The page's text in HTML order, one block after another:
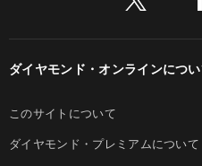
ダイヤモンド・オンラインにつ
このサイトについて
ダイヤモンド・プレミアムについて